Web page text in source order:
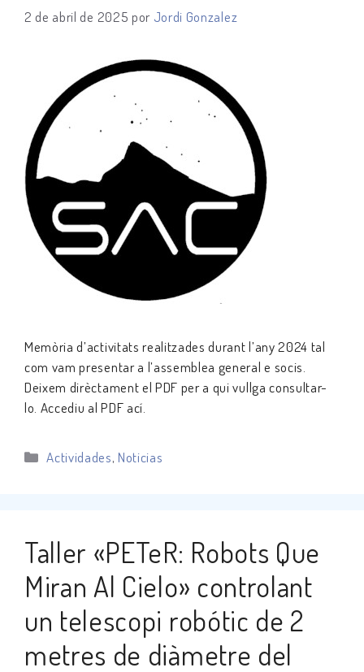
2 de abril de 2025 por Jordi Gonzalez
Memòria d’activitats realitzades durant l’any 2024 tal
com vam presentar a l’assemblea general e socis.
Deixem dirèctament el PDF per a qui vullga consultar-
lo. Accediu al PDF ací.
Categorías
Actividades, Noticias
Taller «PETeR: Robots Que
Miran Al Cielo» controlant
un telescopi robótic de 2
metres de diàmetre del